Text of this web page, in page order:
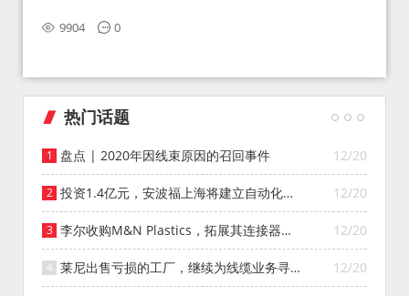
9904 0
热门话题
12/20
盘点 | 2020年因线束原因的召回事件
12/20
投资1.4亿元，安波福上海将建立自动化智
能仓库
12/20
李尔收购M&N Plastics，拓展其连接器系
统业务
12/20
莱尼出售亏损的工厂，继续为线缆业务寻找
投资者